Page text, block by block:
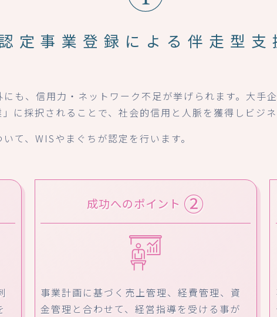
定事業登録による 伴走型支
も、信用力・ネットワーク不足が挙げられます。大手
に採択されることで、社会的信用と人脈を獲得しビジ
て、WISやまぐちが認定を行います。
成功へのポイント ②
事業計画に基づく売上管理、経費管理、資
金管理と合わせて、経営指導を受ける事が